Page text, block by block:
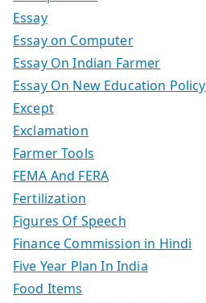
Essay
Essay on Computer
Essay On Indian Farmer
Essay On New Education Policy
Except
Exclamation
Farmer Tools
FEMA And FERA
Fertilization
Figures Of Speech
Finance Commission in Hindi
Five Year Plan In India
Food Items